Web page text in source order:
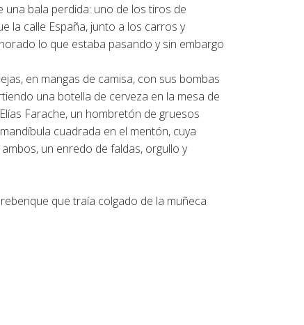
bala perdida: uno de los tiros de
la calle España, junto a los carros y
lo que estaba pasando y sin embargo
en mangas de camisa, con sus bombas
una botella de cerveza en la mesa de
Farache, un hombretón de gruesos
cuadrada en el mentón, cuya
un enredo de faldas, orgullo y
que traía colgado de la muñeca